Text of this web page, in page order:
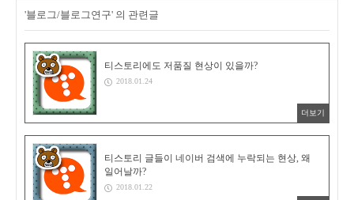
'블로그/블로그연구' 의 관련글
티스토리에도 저품질 현상이 있을까?
2018.01.24
더보기
티스토리 글들이 네이버 검색에 누락되는 현상, 왜
일어날까?
2018.01.22